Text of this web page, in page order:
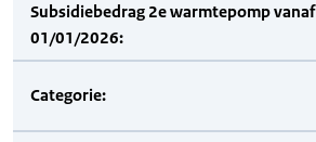
Subsidiebedrag 2e warmtepomp vanaf
01/01/2026:
Categorie: